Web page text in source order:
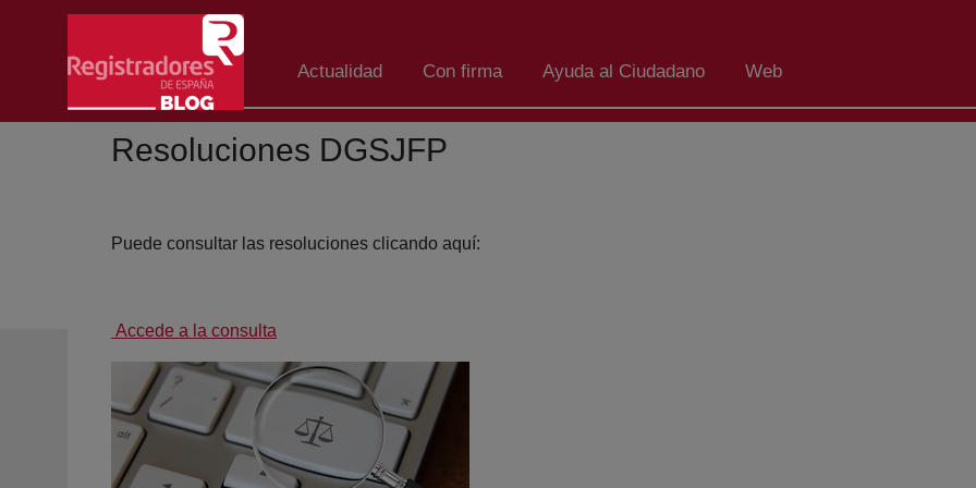
Saltar al contenido principal
Actualidad Con firma Ayuda al Ciudadano Web
Resoluciones DGSJFP
Puede consultar las resoluciones clicando aquí:
Accede a la consulta